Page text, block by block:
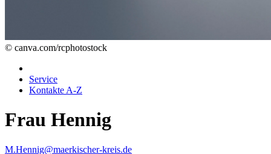
© canva.com/rcphotostock
Service
Kontakte A-Z
Frau Hennig
M.Hennig@maerkischer-kreis.de